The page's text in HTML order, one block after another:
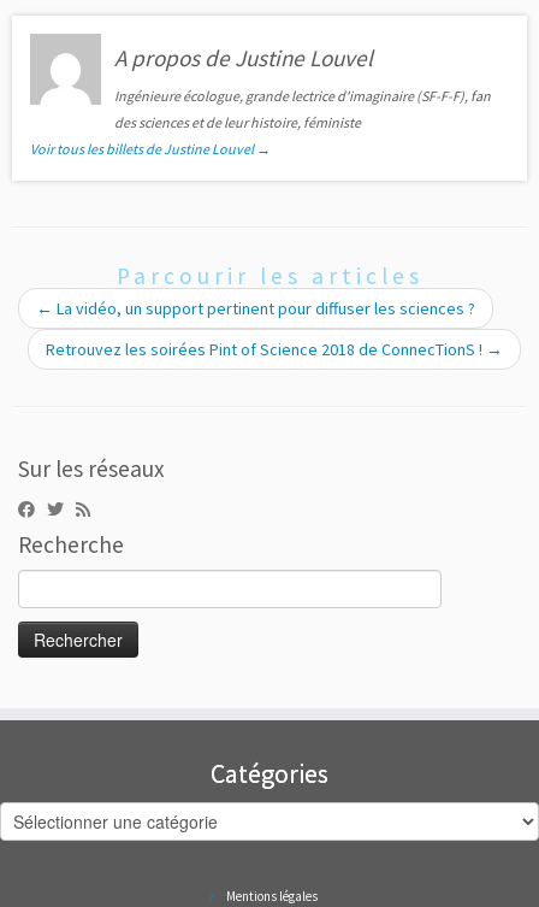
A propos de Justine Louvel
Ingénieure écologue, grande lectrice d'imaginaire (SF-F-F), fan
des sciences et de leur histoire, féministe
Voir tous les billets de Justine Louvel →
Parcourir les articles
← La vidéo, un support pertinent pour diffuser les sciences ?
Retrouvez les soirées Pint of Science 2018 de ConnecTionS ! →
Sur les réseaux
Recherche
Catégories
Catégories
Mentions légales